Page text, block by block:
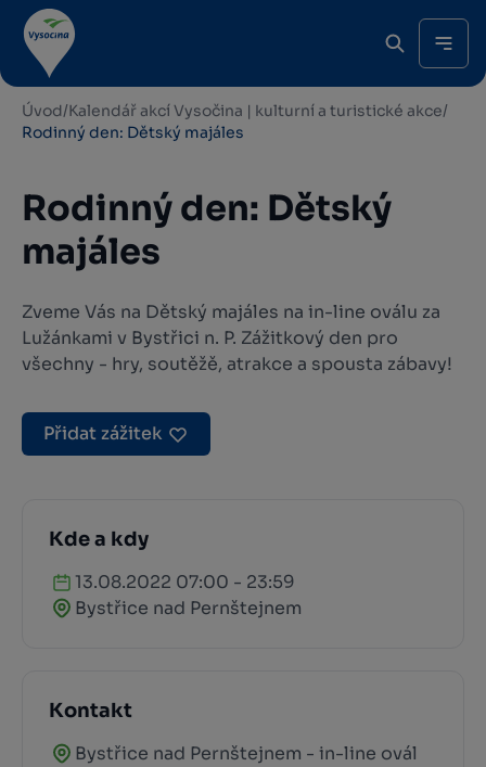
Úvod/Kalendář akcí Vysočina | kulturní a turistické akce/
Rodinný den: Dětský majáles
Rodinný den: Dětský
majáles
Zveme Vás na Dětský majáles na in-line oválu za
Lužánkami v Bystřici n. P. Zážitkový den pro
všechny - hry, soutěžě, atrakce a spousta zábavy!
Přidat zážitek
Kde a kdy
13.08.2022 07:00 - 23:59
Bystřice nad Pernštejnem
Kontakt
Bystřice nad Pernštejnem - in-line ovál